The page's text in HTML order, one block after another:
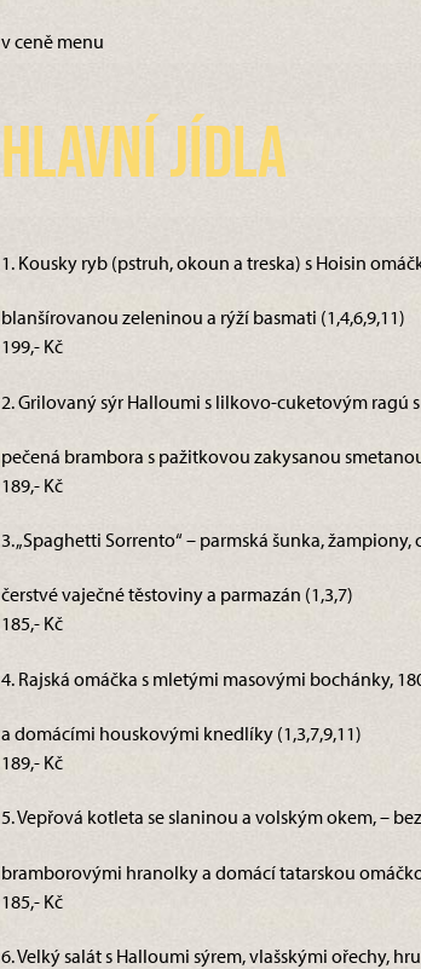
v ceně menu
Hlavní jídla
1. Kousky ryb (pstruh, okoun a treska) s Hoisin
blanšírovanou zeleninou a rýží basmati (1,4,6,9,11)
199,- Kč
2. Grilovaný sýr Halloumi s lilkovo-cuketovým ragú
pečená brambora s pažitkovou zakysanou
189,- Kč
3. „Spaghetti Sorrento“ – parmská šunka,
čerstvé vaječné těstoviny a parmazán (1,3,7)
185,- Kč
4. Rajská omáčka s mletými masovými bochánky,
a domácími houskovými knedlíky (1,3,7,9,11)
189,- Kč
5. Vepřová kotleta se slaninou a volským okem, –
bramborovými hranolky a domácí tatarskou
185,- Kč
6. Velký salát s Halloumi sýrem, vlašskými ořechy,